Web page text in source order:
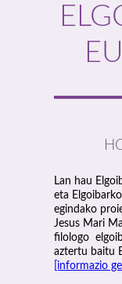
Lan hau
eta
egindako
Jesus Mari
filologo
aztertu baitu
[informazio